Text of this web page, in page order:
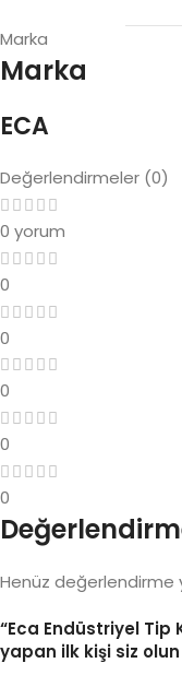
Marka
Marka
ECA
Değerlendirmeler (0)
0 yorum
0
0
0
0
0
Henüz değerlendirme
“Eca Endüstriyel Tip
yapan ilk kişi siz olun